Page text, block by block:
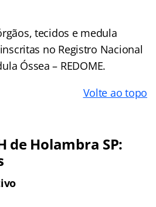
tecidos e medula
no Registro Nacional
Óssea – REDOME.
Volte ao topo
de Holambra SP: